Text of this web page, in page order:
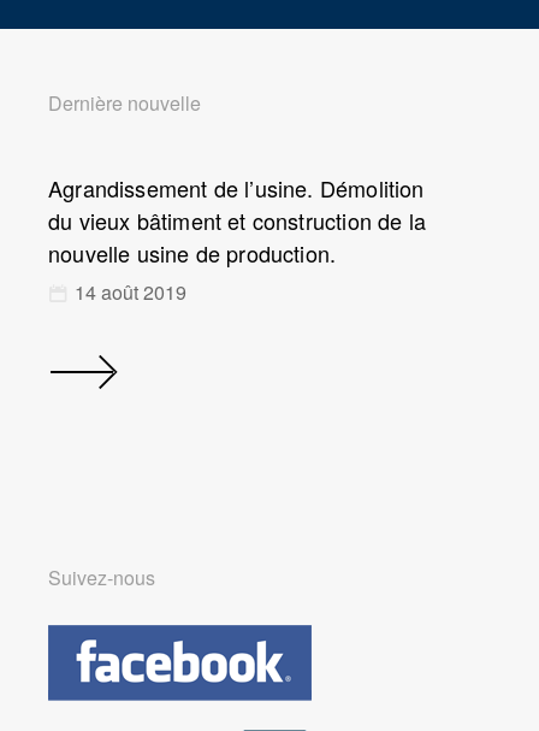
Dernière nouvelle
Agrandissement de l’usine. Démolition
du vieux bâtiment et construction de la
nouvelle usine de production.
14 août 2019
Suivez-nous